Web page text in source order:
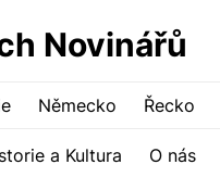
Novinářů
Německo Řecko
a Kultura O nás